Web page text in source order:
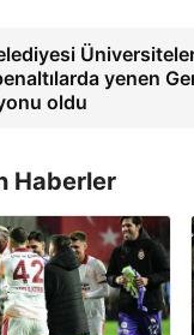
yenen
oldu
Haberler